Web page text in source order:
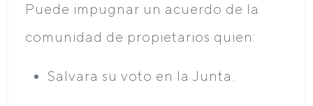
Puede impugnar un acuerdo de la
comunidad de propietarios quien:
Salvara su voto en la Junta.